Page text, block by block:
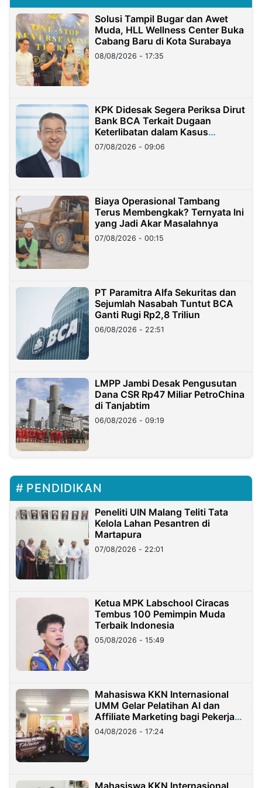
Solusi Tampil Bugar dan Awet
Muda, HLL Wellness Center Buka
Cabang Baru di Kota Surabaya
08/08/2026 - 17:35
KPK Didesak Segera Periksa Dirut
Bank BCA Terkait Dugaan
Keterlibatan dalam Kasus
Hilangnya Dana Nasabah Rp2,58
Miliar
07/08/2026 - 09:06
Biaya Operasional Tambang
Terus Membengkak? Ternyata Ini
yang Jadi Akar Masalahnya
07/08/2026 - 00:15
PT Paramitra Alfa Sekuritas dan
Sejumlah Nasabah Tuntut BCA
Ganti Rugi Rp2,8 Triliun
06/08/2026 - 22:51
LMPP Jambi Desak Pengusutan
Dana CSR Rp47 Miliar PetroChina
di Tanjabtim
06/08/2026 - 09:19
PENDIDIKAN
Peneliti UIN Malang Teliti Tata
Kelola Lahan Pesantren di
Martapura
07/08/2026 - 22:01
Ketua MPK Labschool Ciracas
Tembus 100 Pemimpin Muda
Terbaik Indonesia
05/08/2026 - 15:49
Mahasiswa KKN Internasional
UMM Gelar Pelatihan AI dan
Affiliate Marketing bagi Pekerja
Migran Indonesia di Taiwan
04/08/2026 - 17:24
Mahasiswa KKN Internasional